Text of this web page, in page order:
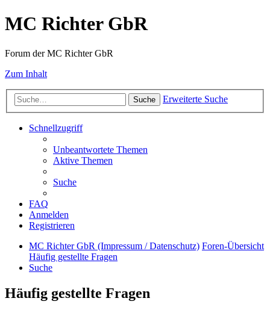
MC Richter GbR
Forum der MC Richter GbR
Zum Inhalt
Suche Erweiterte Suche
Schnellzugriff
Unbeantwortete Themen
Aktive Themen
Suche
FAQ
Anmelden
Registrieren
MC Richter GbR (Impressum / Datenschutz) Foren-Übersicht
Häufig gestellte Fragen
Suche
Häufig gestellte Fragen